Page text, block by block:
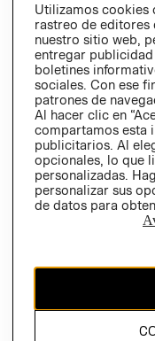
El contenido de esta
Utilizamos cookies
rastreo de editores
nuestro sitio web,
entregar
boletines
sociales. Con ese
patrones de
Al hacer clic en
compartamos esta
publicitarios. Al
opcionales, lo que
personalizadas.
personalizar sus
de datos para